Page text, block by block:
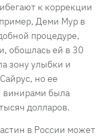
к коррекции
Деми Мур в
процедуре,
обошлась ей в 30
зону улыбки и
но ее
винирами была
долларов.
в России может